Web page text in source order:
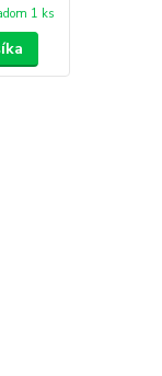
1 ks